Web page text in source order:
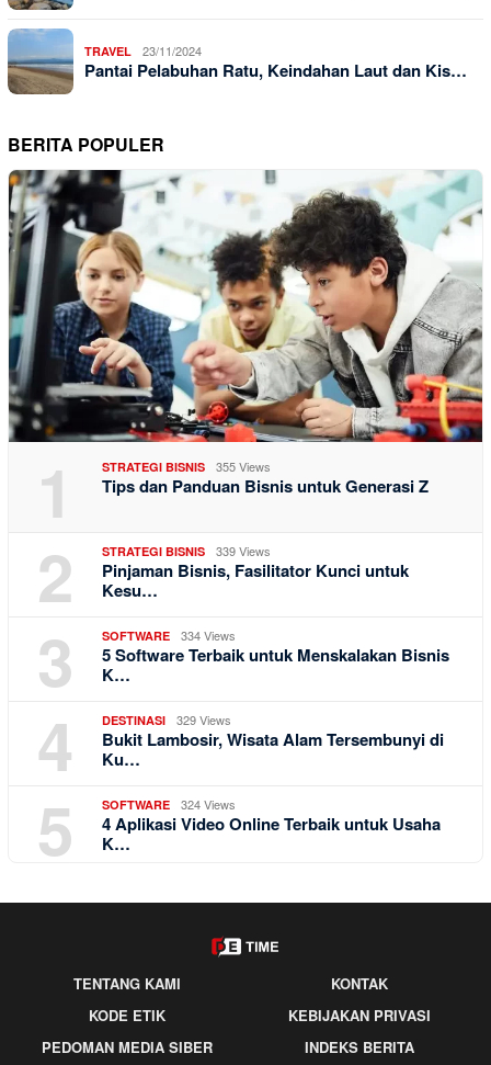
TRAVEL 23/11/2024
Pantai Pelabuhan Ratu, Keindahan Laut dan Kis…
BERITA POPULER
1 STRATEGI BISNIS 355 Views
Tips dan Panduan Bisnis untuk Generasi Z
2 STRATEGI BISNIS 339 Views
Pinjaman Bisnis, Fasilitator Kunci untuk
Kesu…
3 SOFTWARE 334 Views
5 Software Terbaik untuk Menskalakan Bisnis
K…
4 DESTINASI 329 Views
Bukit Lambosir, Wisata Alam Tersembunyi di
Ku…
5 SOFTWARE 324 Views
4 Aplikasi Video Online Terbaik untuk Usaha
K…
TENTANG KAMI
KONTAK
KODE ETIK
KEBIJAKAN PRIVASI
PEDOMAN MEDIA SIBER
INDEKS BERITA